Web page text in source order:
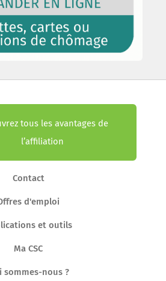
tous les avantages de
l’affiliation
Contact
d'emploi
et outils
Ma CSC
sommes-nous ?